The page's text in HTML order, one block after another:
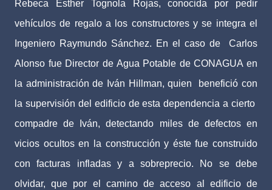
Rebeca Esther Tognola Rojas, conocida por pedir
vehículos de regalo a los constructores y se integra el
Ingeniero Raymundo Sánchez. En el caso de
Carlos
Alonso fue Director de Agua Potable de CONAGUA en
la administración de Iván Hillman, quien
benefició con
la supervisión del edificio de esta dependencia a cierto
compadre de Iván, detectando miles de defectos en
vicios ocultos en la construcción y éste fue construido
con facturas infladas y a sobreprecio. No se debe
olvidar, que por el camino de acceso al edificio de